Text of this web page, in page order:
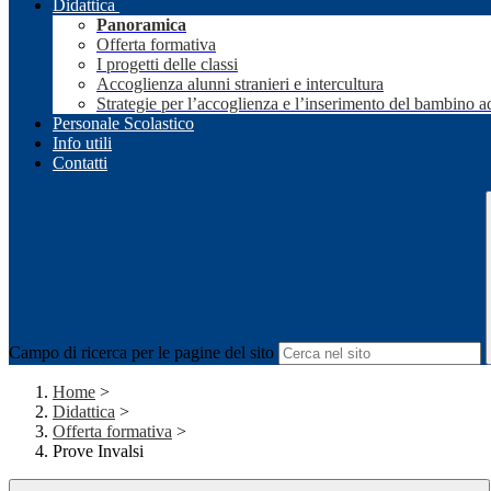
Didattica
Panoramica
Offerta formativa
I progetti delle classi
Accoglienza alunni stranieri e intercultura
Strategie per l’accoglienza e l’inserimento del bambino
Personale Scolastico
Info utili
Contatti
Campo di ricerca per le pagine del sito
Home >
Didattica >
Offerta formativa >
Prove Invalsi